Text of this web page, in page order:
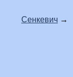
Сенкевич →